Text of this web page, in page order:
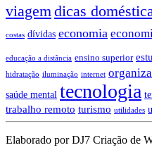
viagemdicas
costas dívidas economia
educação a distância ensino superior
hidratação iluminação internet
saúde mental tecnologia
trabalho remoto turismo utilidades
Elaborado por DJ7 Criação de